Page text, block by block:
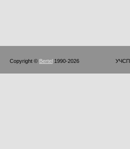
Copyright © Bertel 1990-2026